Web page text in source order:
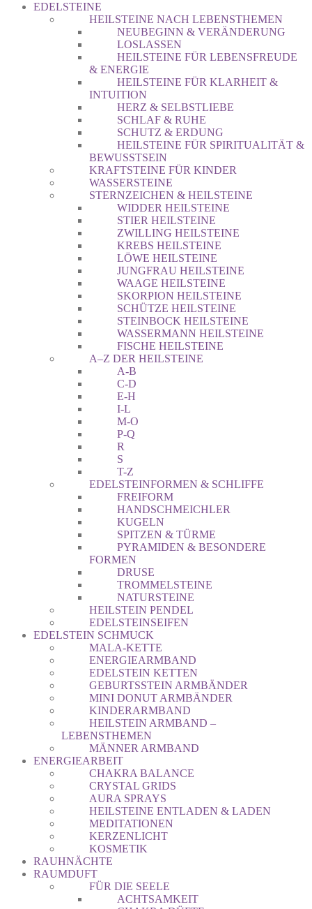
EDELSTEINE
HEILSTEINE NACH LEBENSTHEMEN
NEUBEGINN & VERÄNDERUNG
LOSLASSEN
HEILSTEINE FÜR LEBENSFREUDE
& ENERGIE
HEILSTEINE FÜR KLARHEIT &
INTUITION
HERZ & SELBSTLIEBE
SCHLAF & RUHE
SCHUTZ & ERDUNG
HEILSTEINE FÜR SPIRITUALITÄT &
BEWUSSTSEIN
KRAFTSTEINE FÜR KINDER
WASSERSTEINE
STERNZEICHEN & HEILSTEINE
WIDDER HEILSTEINE
STIER HEILSTEINE
ZWILLING HEILSTEINE
KREBS HEILSTEINE
LÖWE HEILSTEINE
JUNGFRAU HEILSTEINE
WAAGE HEILSTEINE
SKORPION HEILSTEINE
SCHÜTZE HEILSTEINE
STEINBOCK HEILSTEINE
WASSERMANN HEILSTEINE
FISCHE HEILSTEINE
A–Z DER HEILSTEINE
A-B
C-D
E-H
I-L
M-O
P-Q
R
S
T-Z
EDELSTEINFORMEN & SCHLIFFE
FREIFORM
HANDSCHMEICHLER
KUGELN
SPITZEN & TÜRME
PYRAMIDEN & BESONDERE
FORMEN
DRUSE
TROMMELSTEINE
NATURSTEINE
HEILSTEIN PENDEL
EDELSTEINSEIFEN
EDELSTEIN SCHMUCK
MALA-KETTE
ENERGIEARMBAND
EDELSTEIN KETTEN
GEBURTSSTEIN ARMBÄNDER
MINI DONUT ARMBÄNDER
KINDERARMBAND
HEILSTEIN ARMBAND –
LEBENSTHEMEN
MÄNNER ARMBAND
ENERGIEARBEIT
CHAKRA BALANCE
CRYSTAL GRIDS
AURA SPRAYS
HEILSTEINE ENTLADEN & LADEN
MEDITATIONEN
KERZENLICHT
KOSMETIK
RAUHNÄCHTE
RAUMDUFT
FÜR DIE SEELE
ACHTSAMKEIT